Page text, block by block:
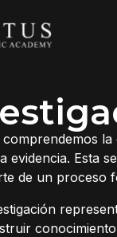
comprendemos
evidencia. Esta
de un proceso